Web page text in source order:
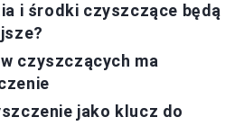
i środki czyszczące będą
czyszczących ma
jako klucz do